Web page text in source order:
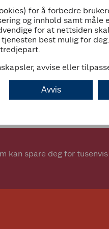
kan spare deg for
for å forbedre
og innhold samt måle
for at nettsiden
best mulig for
avvise eller
Avvis